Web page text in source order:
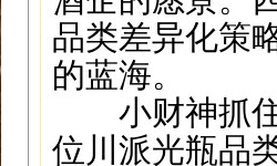
品类差异化策
的蓝海。
小财神抓住
位川派光瓶品